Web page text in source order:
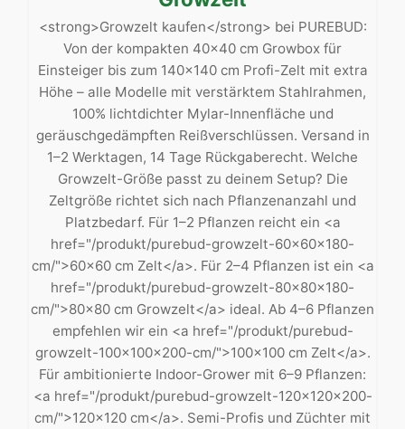
<strong>Growzelt kaufen</strong> bei PUREBUD:
Von der kompakten 40×40 cm Growbox für
Einsteiger bis zum 140×140 cm Profi-Zelt mit extra
Höhe – alle Modelle mit verstärktem Stahlrahmen,
100% lichtdichter Mylar-Innenfläche und
geräuschgedämpften Reißverschlüssen. Versand in
1–2 Werktagen, 14 Tage Rückgaberecht. Welche
Growzelt-Größe passt zu deinem Setup? Die
Zeltgröße richtet sich nach Pflanzenanzahl und
Platzbedarf. Für 1–2 Pflanzen reicht ein <a
href="/produkt/purebud-growzelt-60x60x180-
cm/">60×60 cm Zelt</a>. Für 2–4 Pflanzen ist ein <a
href="/produkt/purebud-growzelt-80x80x180-
cm/">80×80 cm Growzelt</a> ideal. Ab 4–6 Pflanzen
empfehlen wir ein <a href="/produkt/purebud-
growzelt-100x100x200-cm/">100×100 cm Zelt</a>.
Für ambitionierte Indoor-Grower mit 6–9 Pflanzen:
<a href="/produkt/purebud-growzelt-120x120x200-
cm/">120×120 cm</a>. Semi-Profis und Züchter mit